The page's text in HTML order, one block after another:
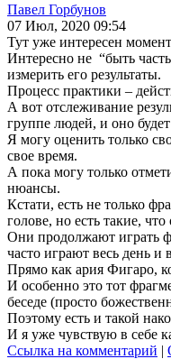
Павел Горбунов
07 Июл, 2020 09:54
Тут уже интересен
Интересно не “быть
измерить его результаты.
Процесс практики –
А вот отслеживание
группе людей, и оно
Я могу оценить только
свое время.
А пока могу только
нюансы.
Кстати, есть не только
голове, но есть такие,
Они продолжают играть
часто играют весь день и
Прямо как ария Фигаро,
И особенно это тот
беседе (просто
Поэтому есть и такой
И я уже чувствую в себе
Ссылка на комментарий |